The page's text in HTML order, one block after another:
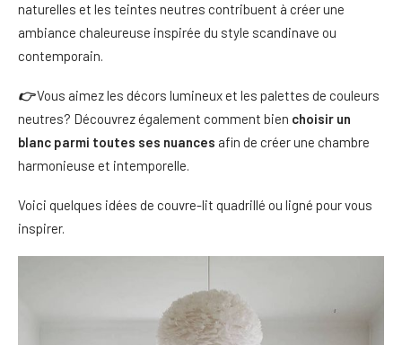
naturelles et les teintes neutres contribuent à créer une
ambiance chaleureuse inspirée du style scandinave ou
contemporain.
👉Vous aimez les décors lumineux et les palettes de couleurs
neutres? Découvrez également comment bien choisir un
blanc parmi toutes ses nuances afin de créer une chambre
harmonieuse et intemporelle.
Voici quelques idées de couvre-lit quadrillé ou ligné pour vous
inspirer.